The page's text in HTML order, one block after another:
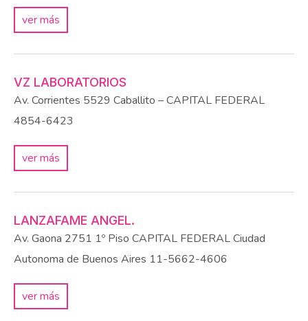
ver más
VZ LABORATORIOS
Av. Corrientes 5529 Caballito – CAPITAL FEDERAL
4854-6423
ver más
LANZAFAME ANGEL.
Av. Gaona 2751 1º Piso CAPITAL FEDERALCiudad
Autonoma de Buenos Aires 11-5662-4606
ver más